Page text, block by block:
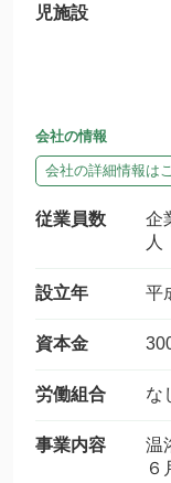
児施設
会社の情報
会社の詳細情報は
従業員数
企
設立年 平
資本金
労働組合 な
事業内容
温
６